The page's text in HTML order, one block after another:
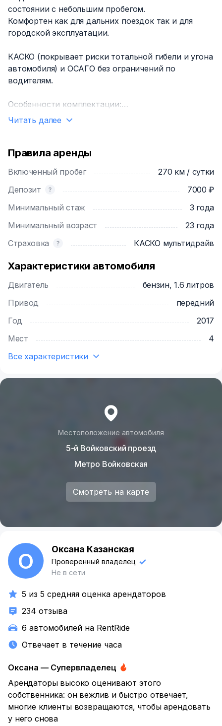
состоянии с небольшим пробегом.
Комфортен как для дальних поездок так и для
городской эксплуатации.
КАСКО (покрывает риски тотальной гибели и угона
автомобиля) и ОСАГО без ограничений по
водителям.
Особенности комплектации:
- Мультимедиа с ЖК-дисплеем и поддержкой
- Обогрев лобового стекла
- Обогрев передних и задних сидений
- Климат-контроль
Читать далее
Правила аренды
Включенный пробег
270 км / сутки
Депозит
7000 ₽
Минимальный стаж
3 года
Минимальный возраст
23 года
Страховка
КАСКО мультидрайв
Характеристики автомобиля
Двигатель
бензин, 1.6 литров
Привод
передний
Год
2017
Мест
4
Все характеристики
Местоположение автомобиля
5-й Войковский проезд
Метро Войковская
Смотреть на карте
О Оксана Казанская
Проверенный владелец
Не в сети
5 из 5 средняя оценка арендаторов
234 отзыва
6 автомобилей на RentRide
Отвечает в течение часа
Оксана — Супервладелец
Арендаторы высоко оценивают этого
собственника: он вежлив и быстро отвечает,
многие клиенты возвращаются, чтобы арендовать
у него снова